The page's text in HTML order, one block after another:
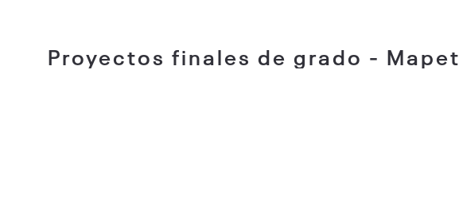
Proyectos finales de grado - Mapet